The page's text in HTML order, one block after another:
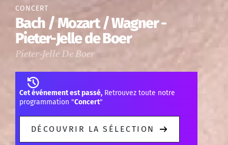
CONCERT
Bach / Mozart / Wagner -
Pieter-Jelle de Boer
Pieter-Jelle De Boer
Cet événement est passé, Retrouvez toute notre
programmation "Concert"
DÉCOUVRIR LA SÉLECTION